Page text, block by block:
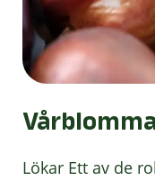
Lökar Ett av de